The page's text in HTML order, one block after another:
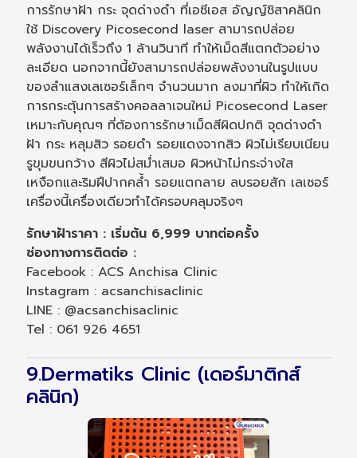
การรักษาฝ้า กระ จุดด่างดำ ที่เอซีเอส อัญญ์ชิสาคลินิก
ใช้ Discovery Picosecond laser สามารถปล่อย
พลังงานได้เร็วถึง 1 ล้านวินาที ทำให้เม็ดสีแตกตัวอย่าง
ละเอียด นอกจากนี้ยังสามารถปล่อยพลังงานในรูปแบบ
ของลำแสงเลเซอร์เล็กๆ จำนวนมาก ลงมาที่ผิว ทำให้เกิด
การกระตุ้นการสร้างคอลลาเจนใหม่ Picosecond Laser
เหมาะกับคุณๆ ที่ต้องการรักษาเม็ดสีผิดปกติ จุดด่างดำ
ฝ้า กระ หลุมสิว รอยดำ รอยแดงจากสิว ผิวไม่เรียบเนียน
รูขุมขนกว้าง สีผิวไม่สม่ำเสมอ ผิวหน้าไม่กระจ่างใส
เหงือกและริมฝีปากคล้ำ รอยแตกลาย ลบรอยสัก เลเซอร์
เครื่องนี้เครื่องเดียวทำได้ครอบคลุมจริงๆ
รักษาฝ้าราคา : เริ่มต้น 6,999 บาทต่อครั้ง
ช่องทางการติดต่อ :
Facebook : ACS Anchisa Clinic
Instagram : acsanchisaclinic
LINE : @acsanchisaclinic
Tel : 061 926 4651
9.Dermatiks Clinic (เดอร์มาติกส์
คลินิก)